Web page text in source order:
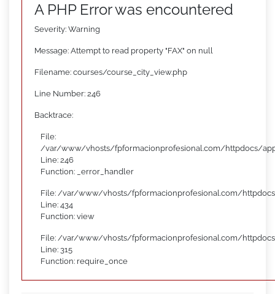
A PHP Error was encountered
Severity: Warning
Message: Attempt to read property "FAX" on null
Filename: courses/course_city_view.php
Line Number: 246
Backtrace:
File:
/var/www/vhosts/fpformacionprofesional.com/httpdocs/
Line: 246
Function: _error_handler
File: /var/www/vhosts/fpformacionprofesional.com/
Line: 434
Function: view
File: /var/www/vhosts/fpformacionprofesional.com/
Line: 315
Function: require_once